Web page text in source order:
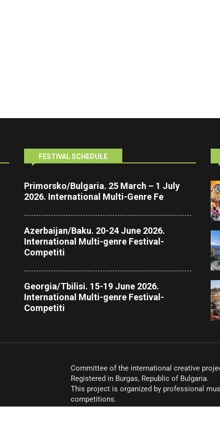
FESTIVAL SCHEDULE
Primorsko/Bulgaria. 25 March – 1 July
2026. International Multi-Genre Fe
Azerbaijan/Baku. 20-24 June 2026.
International Multi-genre Festival-
Competiti
Georgia/Tbilisi. 15-19 June 2026.
International Multi-genre Festival-
Competiti
Committee of the international creative
Registered in Burgas, Republic of Bulgaria.
This project is organized by professional
competitions.